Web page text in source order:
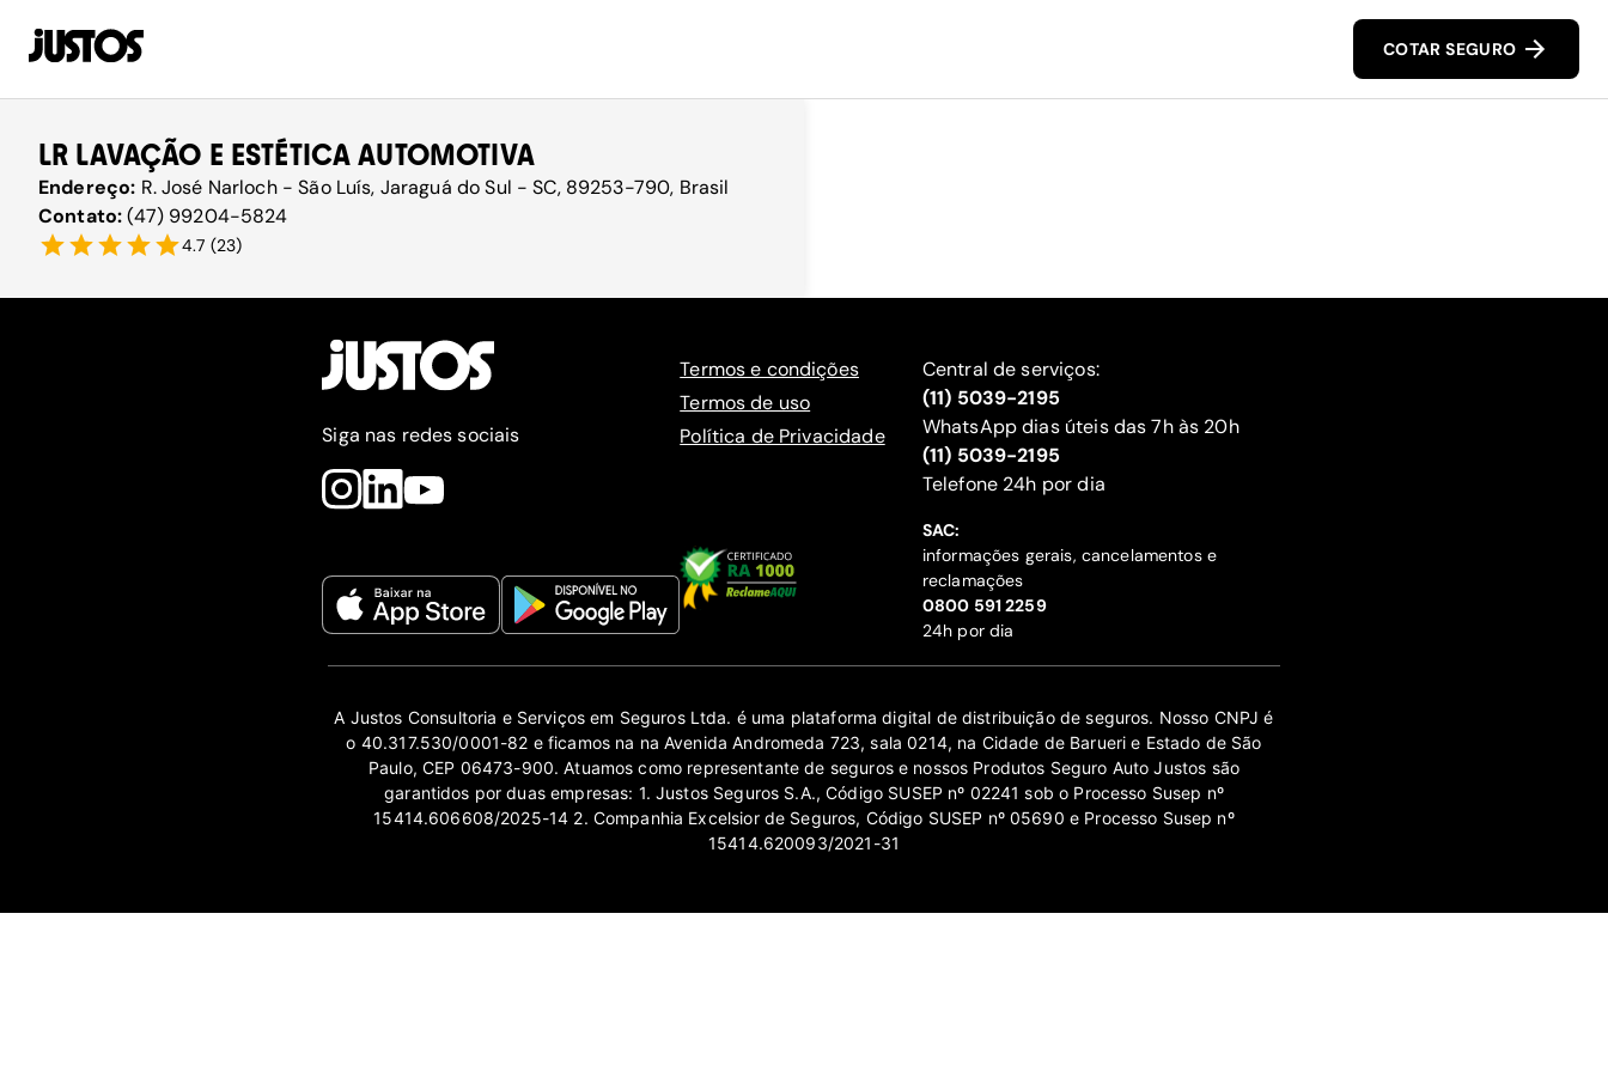
COTAR SEGURO
LR LAVAÇÃO E ESTÉTICA AUTOMOTIVA
Endereço: R. José Narloch - São Luís, Jaraguá do Sul - SC, 89253-790, Brasil
Contato:(47) 99204-5824
4.7 (23)
Siga nas redes sociais
Termos e condições
Termos de uso
Política de Privacidade
Central de serviços:
(11) 5039-2195
WhatsApp dias úteis das 7h às 20h
(11) 5039-2195
‍Telefone 24h por dia
SAC:
informações gerais, cancelamentos e
reclamações
‍0800 591 2259
24h por dia
A Justos Consultoria e Serviços em Seguros Ltda. é uma plataforma digital de distribuição de seguros. Nosso CNPJ é
o 40.317.530/0001-82 e ficamos na na Avenida Andromeda 723, sala 0214, na Cidade de Barueri e Estado de São
Paulo, CEP 06473-900. Atuamos como representante de seguros e nossos Produtos Seguro Auto Justos são
garantidos por duas empresas: 1. Justos Seguros S.A., Código SUSEP nº 02241 sob o Processo Susep nº
15414.606608/2025-14 2. Companhia Excelsior de Seguros, Código SUSEP nº 05690 e Processo Susep nº
15414.620093/2021-31